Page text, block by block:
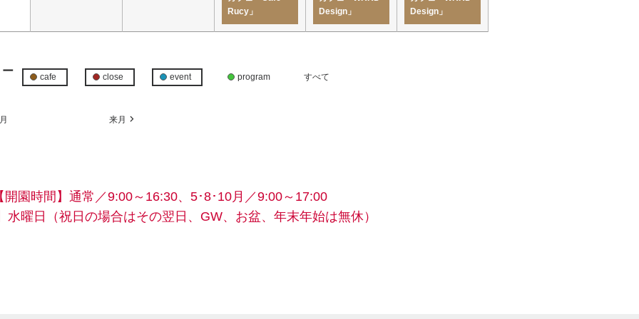
Rucy」
Design」
Design」
ー cafe close event program すべて
来月
【開園時間】 通常／9:00～16:30、5･8･10月／9:00～17:00
水曜日
（祝日の場合はその翌日、GW、お盆、年末年始は無休）